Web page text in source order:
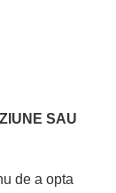
SAU
de a opta